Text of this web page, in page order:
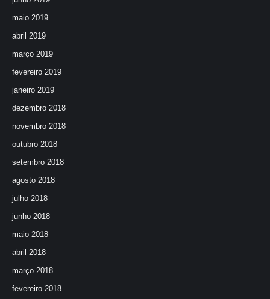
maio 2019
abril 2019
março 2019
fevereiro 2019
janeiro 2019
dezembro 2018
novembro 2018
outubro 2018
setembro 2018
agosto 2018
julho 2018
junho 2018
maio 2018
abril 2018
março 2018
fevereiro 2018